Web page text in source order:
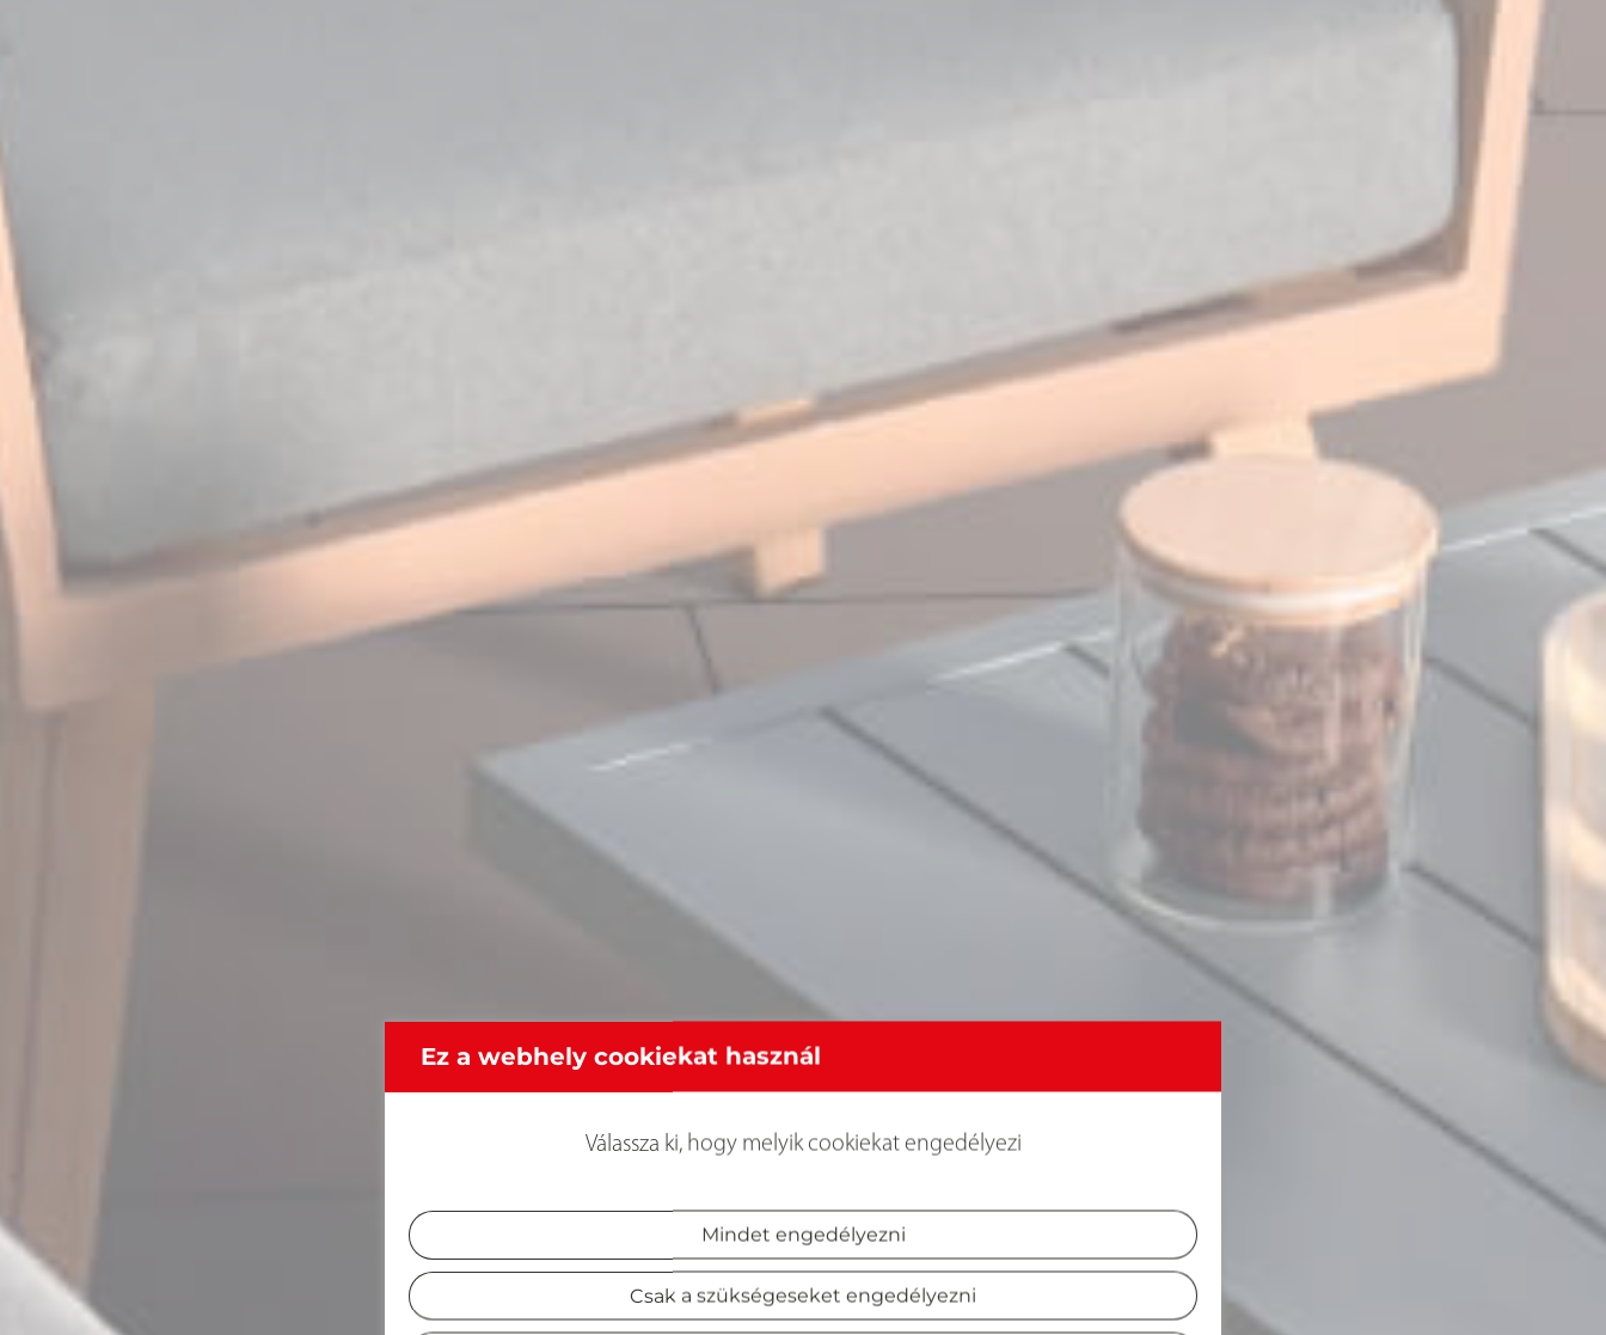
Ez a webhely cookiekat használ
Válassza ki, hogy melyik cookiekat engedélyezi
Mindet engedélyezni
Csak a szükségeseket engedélyezni